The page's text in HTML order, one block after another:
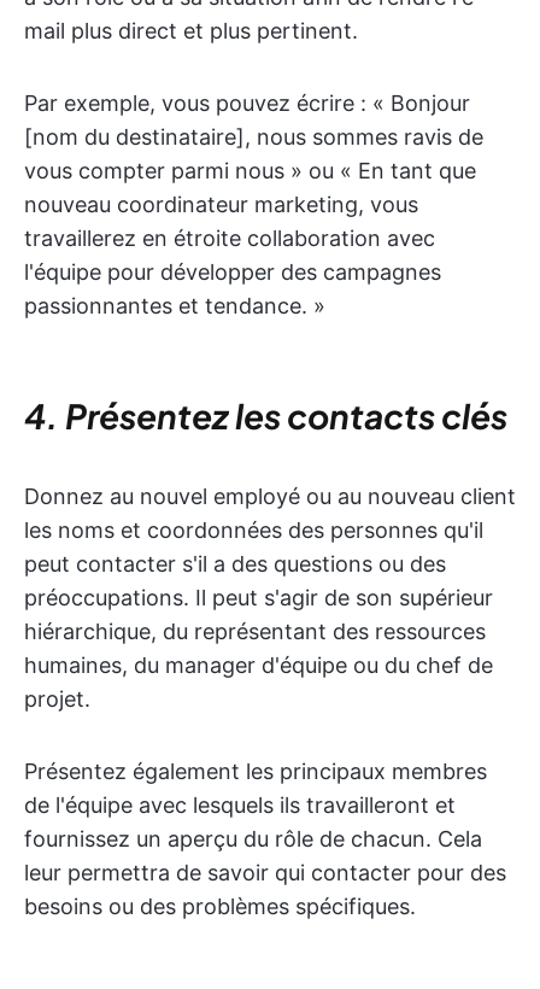
mail plus direct et plus pertinent.
Par exemple, vous pouvez écrire : « Bonjour
[nom du destinataire], nous sommes ravis de
vous compter parmi nous » ou « En tant que
nouveau coordinateur marketing, vous
travaillerez en étroite collaboration avec
l'équipe pour développer des campagnes
passionnantes et tendance. »
4. Présentez les contacts clés
Donnez au nouvel employé ou au nouveau client
les noms et coordonnées des personnes qu'il
peut contacter s'il a des questions ou des
préoccupations. Il peut s'agir de son supérieur
hiérarchique, du représentant des ressources
humaines, du manager d'équipe ou du chef de
projet.
Présentez également les principaux membres
de l'équipe avec lesquels ils travailleront et
fournissez un aperçu du rôle de chacun. Cela
leur permettra de savoir qui contacter pour des
besoins ou des problèmes spécifiques.